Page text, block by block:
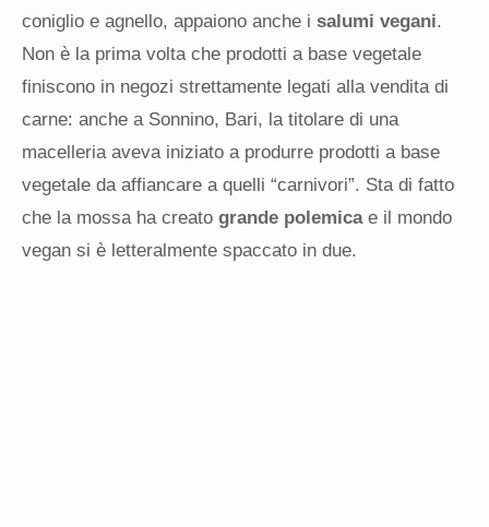
coniglio e agnello, appaiono anche i salumi vegani.
Non è la prima volta che prodotti a base vegetale
finiscono in negozi strettamente legati alla vendita di
carne: anche a Sonnino, Bari, la titolare di una
macelleria aveva iniziato a produrre prodotti a base
vegetale da affiancare a quelli “carnivori”. Sta di fatto
che la mossa ha creato grande polemicae il mondo
vegan si è letteralmente spaccato in due.